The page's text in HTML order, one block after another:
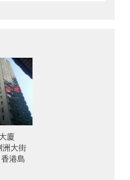
廈
洲大街
港島